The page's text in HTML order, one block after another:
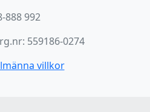
888 992
559186-0274
villkor